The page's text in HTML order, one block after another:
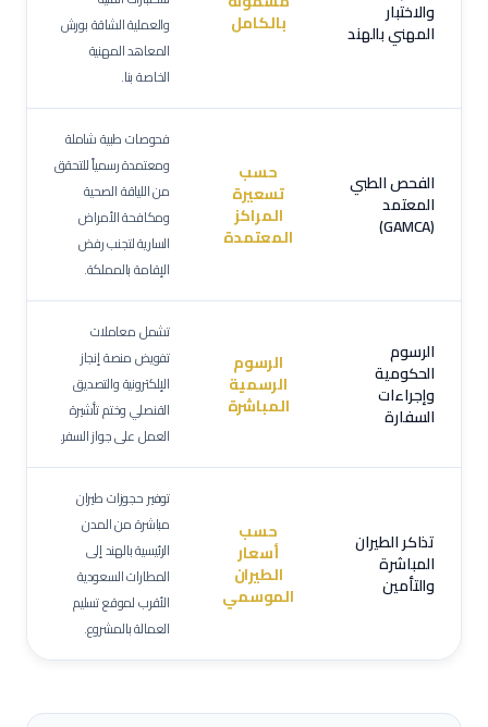
والاختبار
المهني بالهند بالكامل
والعملية الشاقة بورش
المعاهد المهنية
الخاصة بنا.
الفحص الطبي
المعتمد
(GAMCA)
حسب
تسعيرة
المراكز
المعتمدة
فحوصات طبية شاملة
ومعتمدة رسمياً للتحقق
من اللياقة الصحية
ومكافحة الأمراض
السارية لتجنب رفض
الإقامة بالمملكة.
الرسوم
الحكومية
وإجراءات
السفارة
الرسوم
الرسمية
المباشرة
تشمل معاملات
تفويض منصة إنجاز
الإلكترونية والتصديق
القنصلي وختم تأشيرة
العمل على جواز السفر.
تذاكر الطيران
المباشرة
والتأمين
حسب
أسعار
الطيران
الموسمي
توفير حجوزات طيران
مباشرة من المدن
الرئيسية بالهند إلى
المطارات السعودية
الأقرب لموقع تسليم
العمالة بالمشروع.